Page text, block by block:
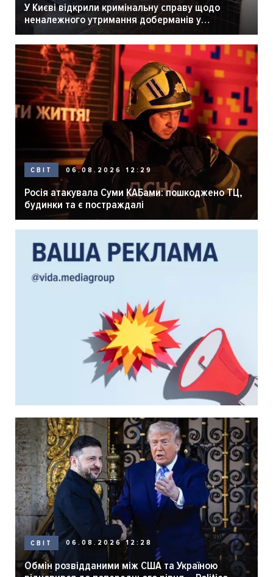
У Києві відкрили кримінальну справу щодо
неналежного утримання доберманів у
розпліднику
СВІТ 06.08.2026 12:29
Росія атакувала Суми КАБами: пошкоджено ТЦ,
будинки та є постраждалі
СВІТ 06.08.2026 12:28
Обмін розвідданими між США та Україною